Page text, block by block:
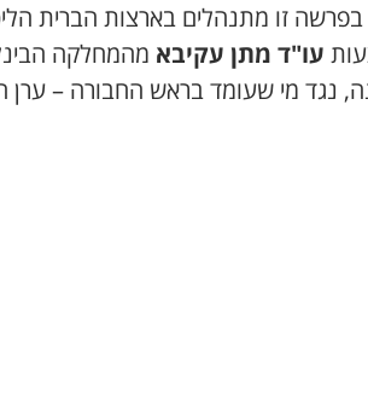
בפרשה זו מתנהלים בארצות הברית
עו"ד מתן עקיבא מהמחלקה
נגד מי שעומד בראש החבורה – ערן